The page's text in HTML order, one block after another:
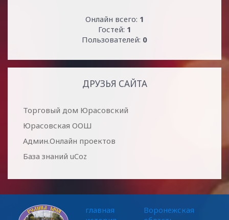
Онлайн всего: 1
Гостей: 1
Пользователей: 0
ДРУЗЬЯ САЙТА
Торговый дом Юрасовский
Юрасовская ООШ
Админ.Онлайн проектов
База знаний uCoz
Воронежская
главная